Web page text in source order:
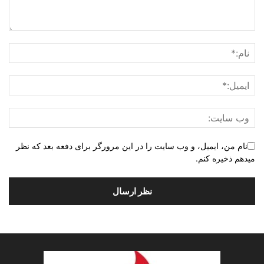
نام من، ایمیل، و وب سایت را در این مرورگر برای دفعه بعد که نظر
میدهم ذخیره کنم.